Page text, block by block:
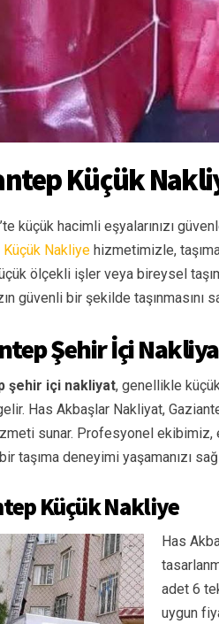
Küçük
küçük hacimli eşyalarınızı
Nakliye hizmetimizle,
ölçekli işler veya bireysel
güvenli bir şekilde taşınmasını
Şehir İçi
şehir içi nakliyat, genellikle
Has Akbaşlar Nakliyat,
sunar. Profesyonel ekibimiz,
taşıma deneyimi yaşamanızı
Küçük Nakliye
Has
adet 6
uygun